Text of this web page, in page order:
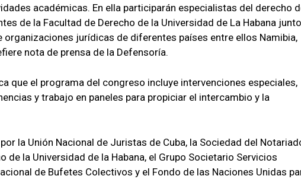
académicas. En ella participarán especialistas del derecho
de la Facultad de Derecho de la Universidad de La Habana
jurídicas de diferentes países entre ellos Namibia,
nota de prensa de la Defensoría.
que el programa del congreso incluye intervenciones especiales,
y trabajo en paneles para propiciar el intercambio y la
la Unión Nacional de Juristas de Cuba, la Sociedad del
de la Universidad de la Habana, el Grupo Societario Servicios
de Bufetes Colectivos y el Fondo de las Naciones Unidas